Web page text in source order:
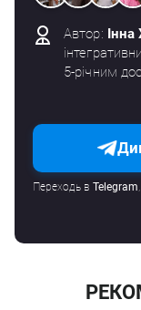
Яка
Сіль необхідна
Безсольові
Надлишок солі
Більшість солі
Автор: Інна
5-річним
Переходь в Telegram